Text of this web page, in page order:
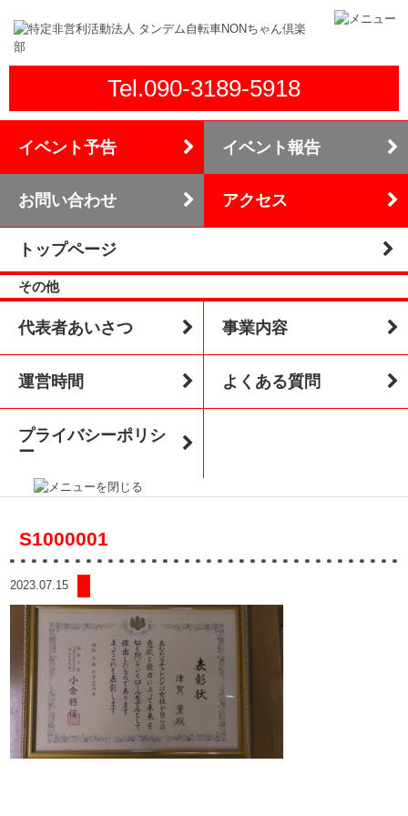
Tel.090-3189-5918
イベント予告 イベント報告
お問い合わせ アクセス
トップページ
その他
代表者あいさつ 事業内容
運営時間 よくある質問
プライバシーポリシ
ー
S1000001
2023.07.15